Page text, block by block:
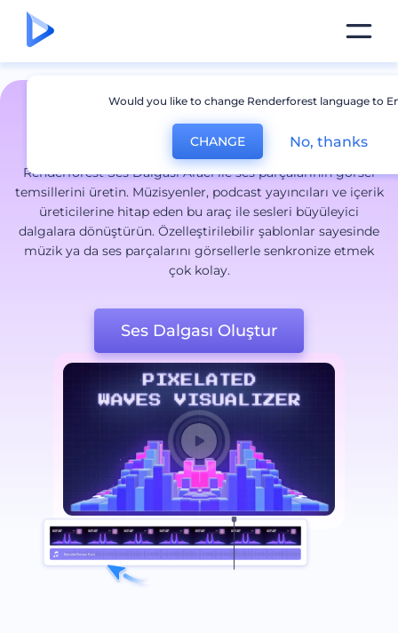
Ses Dalgası Aracı
Renderforest Ses Dalgası Aracı ile ses parçalarının görsel
temsillerini üretin. Müzisyenler, podcast yayıncıları ve içerik
üreticilerine hitap eden bu araç ile sesleri büyüleyici
dalgalara dönüştürün. Özelleştirilebilir şablonlar sayesinde
müzik ya da ses parçalarını görsellerle senkronize etmek
çok kolay.
Ses Dalgası Oluştur
Would you like to change Renderforest language to
CHANGE No, thanks